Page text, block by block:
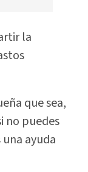
la
que sea,
no puedes
ayuda